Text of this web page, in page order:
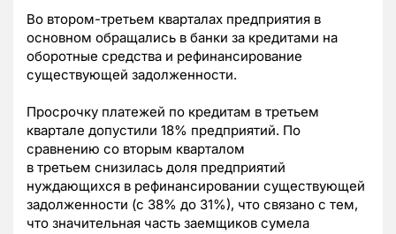
Во втором-третьем кварталах предприятия в
основном обращались в банки за кредитами на
оборотные средства и рефинансирование
существующей задолженности.
Просрочку платежей по кредитам в третьем
квартале допустили 18% предприятий. По
сравнению со вторым кварталом
в третьем снизилась доля предприятий
нуждающихся в рефинансировании существующей
задолженности (с 38% до 31%), что связано с тем,
что значительная часть заемщиков сумела